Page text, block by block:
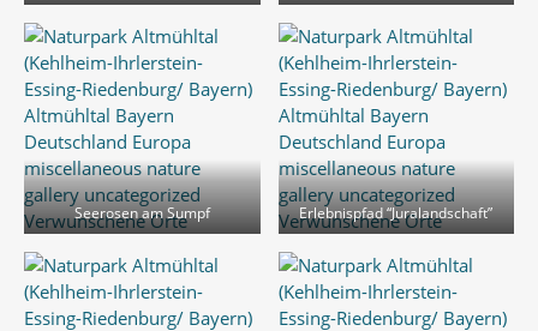
Seerosen am Sumpf Erlebnispfad “Juralandschaft”